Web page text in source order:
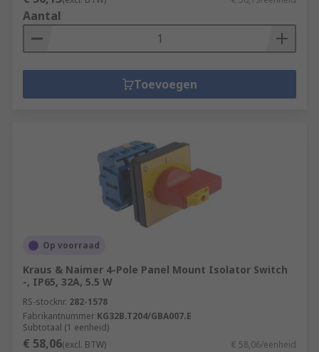
Aantal
Toevoegen
Op voorraad
Kraus & Naimer 4-Pole Panel Mount Isolator Switch
-, IP65, 32A, 5.5 W
RS-stocknr. 282-1578
Fabrikantnummer KG32B.T204/GBA007.E
Subtotaal (1 eenheid)
€ 58,06(excl. BTW) € 58,06/eenheid